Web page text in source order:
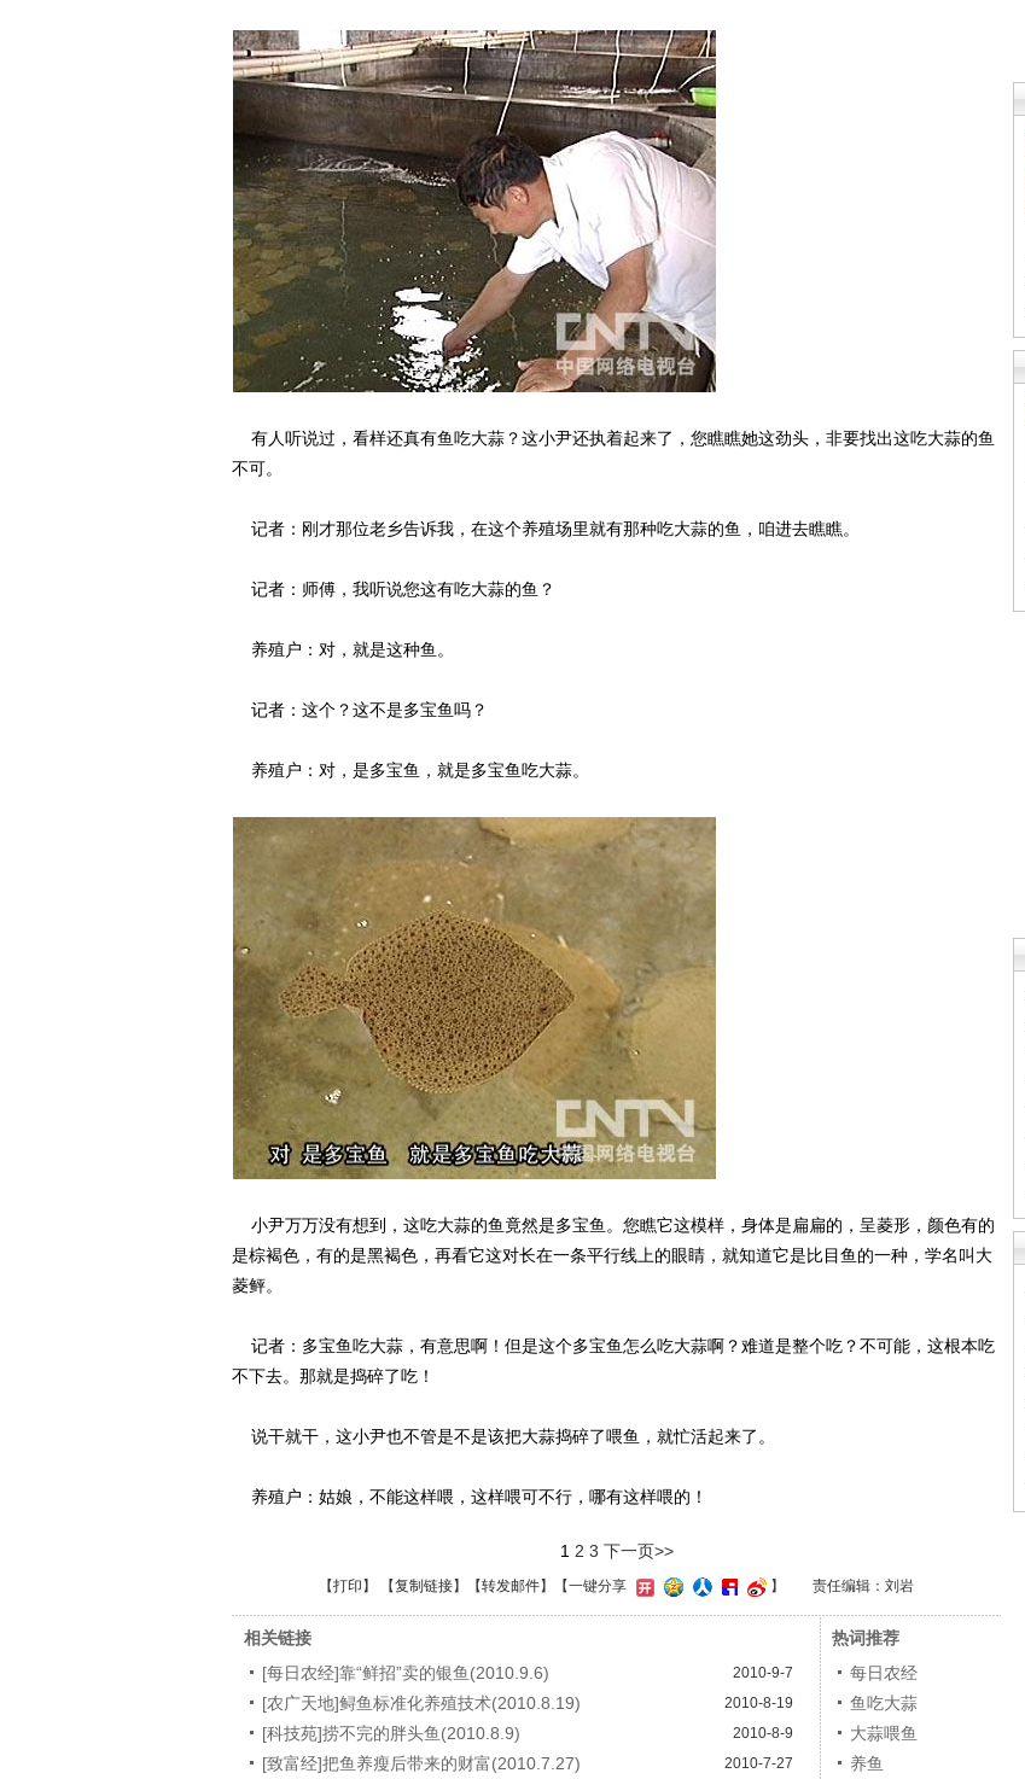
有人听说过，看样还真有鱼吃大蒜？这小尹还执着起来了，您瞧瞧她这劲头，非要找出这吃大蒜的鱼
不可。
记者：刚才那位老乡告诉我，在这个养殖场里就有那种吃大蒜的鱼，咱进去瞧瞧。
记者：师傅，我听说您这有吃大蒜的鱼？
养殖户：对，就是这种鱼。
记者：这个？这不是多宝鱼吗？
养殖户：对，是多宝鱼，就是多宝鱼吃大蒜。
小尹万万没有想到，这吃大蒜的鱼竟然是多宝鱼。您瞧它这模样，身体是扁扁的，呈菱形，颜色有的
是棕褐色，有的是黑褐色，再看它这对长在一条平行线上的眼睛，就知道它是比目鱼的一种，学名叫大
菱鲆。
记者：多宝鱼吃大蒜，有意思啊！但是这个多宝鱼怎么吃大蒜啊？难道是整个吃？不可能，这根本吃
不下去。那就是捣碎了吃！
说干就干，这小尹也不管是不是该把大蒜捣碎了喂鱼，就忙活起来了。
养殖户：姑娘，不能这样喂，这样喂可不行，哪有这样喂的！
1 2 3 下一页>>
【打印 】 【复制链接】【转发邮件】 【一键分享 】 责任编辑：刘岩
相关链接
[每日农经]靠“鲜招”卖的银鱼(2010.9.6)
2010-9-7
[农广天地]鲟鱼标准化养殖技术(2010.8.19) 2010-8-19
[科技苑]捞不完的胖头鱼(2010.8.9) 2010-8-9
[致富经]把鱼养瘦后带来的财富(2010.7.27) 2010-7-27
热词推荐
每日农经
鱼吃大蒜
大蒜喂鱼
养鱼